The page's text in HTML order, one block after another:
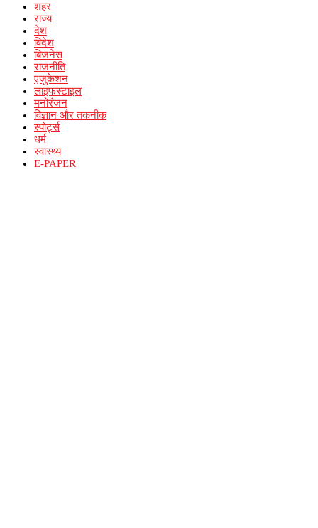
शहर
राज्य
देश
विदेश
बिजनेस
राजनीति
एजुकेशन
लाइफस्टाइल
मनोरंजन
विज्ञान और तकनीक
स्पोर्ट्स
धर्म
स्वास्थ्य
E-PAPER